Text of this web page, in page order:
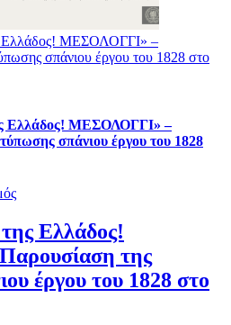
Ελλάδος! ΜΕΣΟΛΟΓΓΙ» –
σπάνιου έργου του 1828 στο
Ελλάδος! ΜΕΣΟΛΟΓΓΙ» –
σπάνιου έργου του 1828
Ελλάδος!
της
έργου του 1828 στο